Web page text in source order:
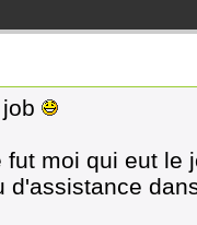
moi qui eut le
d'assistance